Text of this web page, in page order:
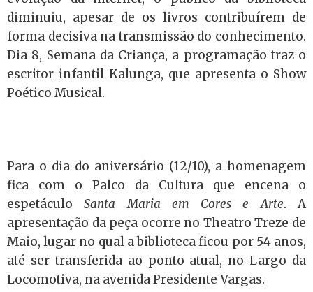
diminuiu, apesar de os livros contribuírem de
forma decisiva na transmissão do conhecimento.
Dia 8, Semana da Criança, a programação traz o
escritor infantil Kalunga, que apresenta o Show
Poético Musical.
Para o dia do aniversário (12/10), a homenagem
fica com o Palco da Cultura que encena o
espetáculoSanta Maria em Cores e Arte. A
apresentação da peça ocorre no Theatro Treze de
Maio, lugar no qual a biblioteca ficou por 54 anos,
até ser transferida ao ponto atual, no Largo da
Locomotiva, na avenida Presidente Vargas.